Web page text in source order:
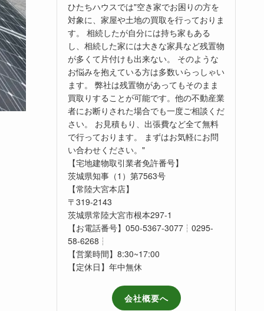
ひたちハウスでは"空き家でお困りの方を
対象に、家屋や土地の買取を行っておりま
す。 相続したが自分には持ち家もある
し、相続した家には大きな家具など残置物
が多くて片付けも出来ない。 そのような
お悩みを抱えている方は多数いらっしゃい
ます。 弊社は残置物があってもそのまま
買取りすることが可能です。他の不動産業
者にお断りされた場合でも一度ご相談くだ
さい。 お見積もり、出張費など全て無料
で行っております。 まずはお気軽にお問
い合わせください。"
【宅地建物取引業者免許番号】
茨城県知事（1）第7563号
【常陸大宮本店】
〒319-2143
茨城県常陸大宮市根本297-1
【お電話番号】050-5367-3077┆0295-
58-6268┆
【営業時間】8:30~17:00
【定休日】年中無休
会社概要へ